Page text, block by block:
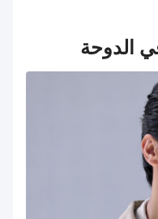
الدوحة